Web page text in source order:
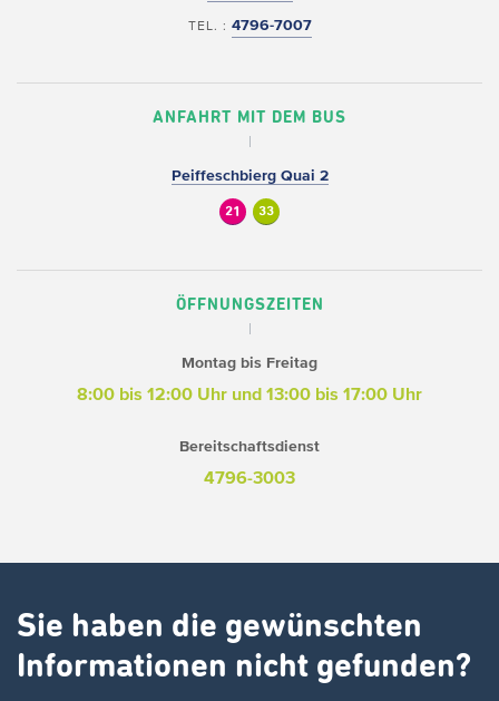
TEL. : 4796-7007
ANFAHRT MIT DEM BUS
Peiffeschbierg Quai 2
21 33
ÖFFNUNGSZEITEN
Montag bis Freitag
8:00 bis 12:00 Uhr und 13:00 bis 17:00 Uhr
Bereitschaftsdienst
4796-3003
Sie haben die gewünschten
Informationen nicht gefunden?